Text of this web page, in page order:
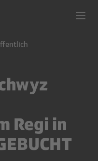
Regi in